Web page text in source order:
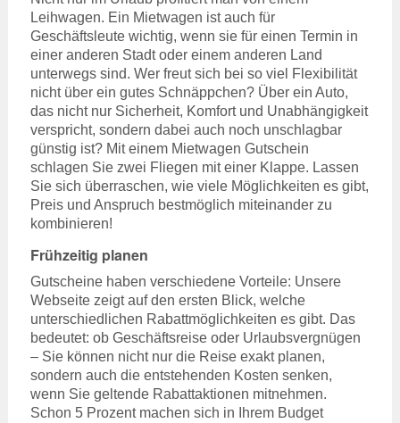
Leihwagen. Ein Mietwagen ist auch für
Geschäftsleute wichtig, wenn sie für einen Termin in
einer anderen Stadt oder einem anderen Land
unterwegs sind. Wer freut sich bei so viel Flexibilität
nicht über ein gutes Schnäppchen? Über ein Auto,
das nicht nur Sicherheit, Komfort und Unabhängigkeit
verspricht, sondern dabei auch noch unschlagbar
günstig ist? Mit einem Mietwagen Gutschein
schlagen Sie zwei Fliegen mit einer Klappe. Lassen
Sie sich überraschen, wie viele Möglichkeiten es gibt,
Preis und Anspruch bestmöglich miteinander zu
kombinieren!
Frühzeitig planen
Gutscheine haben verschiedene Vorteile: Unsere
Webseite zeigt auf den ersten Blick, welche
unterschiedlichen Rabattmöglichkeiten es gibt. Das
bedeutet: ob Geschäftsreise oder Urlaubsvergnügen
– Sie können nicht nur die Reise exakt planen,
sondern auch die entstehenden Kosten senken,
wenn Sie geltende Rabattaktionen mitnehmen.
Schon 5 Prozent machen sich in Ihrem Budget